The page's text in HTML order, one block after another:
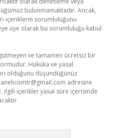
bulunmamaktadır. Ancak,
içeriklerin sorumluluğunu
üye olarak bu sorumluluğu kabul
ve tamamen ücretsiz bir
Hukuka ve yasal
olduğunu düşündüğünüz
adresine
ilgili içerikler yasal süre içerisinde